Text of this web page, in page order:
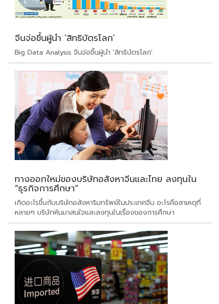
จีนจ่อขึ้นผู้นำ 'สิทธิบัตรโลก'
Big Data Analysis จีนจ่อขึ้นผู้นำ 'สิทธิบัตรโลก'
ทางออกใหม่ของบริษัทอสังหาจีนและไทย ลงทุนใน
“ธุรกิจการศึกษา”
เกิดอะไรขึ้นกับบริษัทอสังหาริมทรัพย์ในประเทศจีน อะไรคือสาเหตุที่
หลายๆ บริษัทหันมาสนใจและลงทุนในเรื่องของการศึกษา